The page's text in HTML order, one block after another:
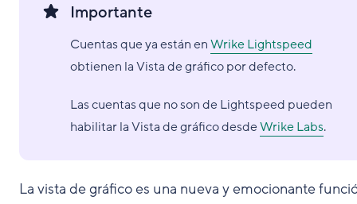
Importante
Cuentas que ya están enWrike Lightspeed
obtienen la Vista de gráfico por defecto.
Las cuentas que no son de Lightspeed pueden
habilitar la Vista de gráfico desdeWrike Labs.
La vista de gráfico es una nueva y emocionante